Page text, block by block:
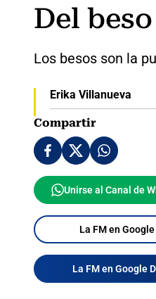
Del
Los besos son la
Erika Villanueva
Compartir
Unirse al Canal de
La FM en
La FM en Google